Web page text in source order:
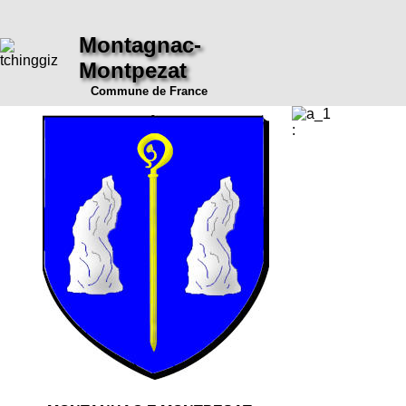
Montagnac-
Montpezat
Commune de France
: